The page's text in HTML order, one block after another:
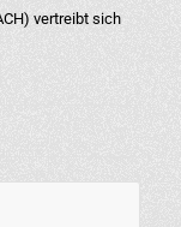
vertreibt sich